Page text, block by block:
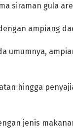
siraman gula
ampiang
umumnya,
hingga
jenis